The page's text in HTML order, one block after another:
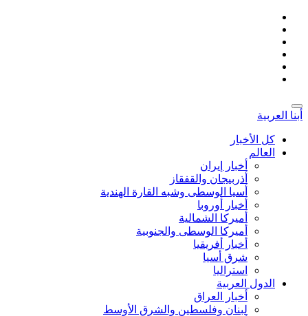
أبنا العربية
کل الأخبار
العالم
أخبار إيران
أذربيجان والقفقاز
أسیا الوسطی وشبه القارة الهندية
أخبار أوروبا
أمیركا الشمالية
أميركا الوسطى والجنوبية
أخبار أفريقيا
شرق أسيا
استراليا
الدول العربیة
أخبار العراق
لبنان وفلسطين والشرق الأوسط